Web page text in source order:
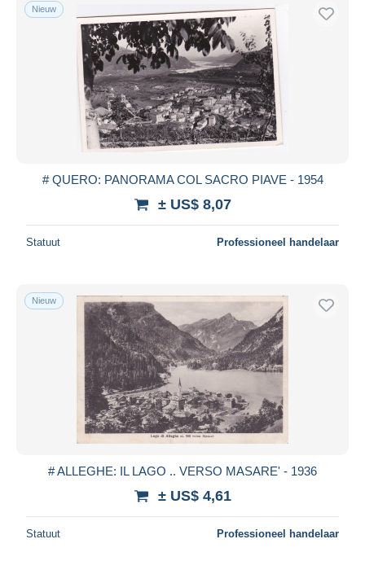
Toepassen
Nieuw
# QUERO: PANORAMA COL SACRO PIAVE - 1954
± US$ 8,07
Statuut Professioneel handelaar
Nieuw
# ALLEGHE: IL LAGO .. VERSO MASARE' - 1936
± US$ 4,61
Statuut Professioneel handelaar